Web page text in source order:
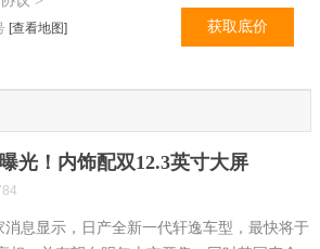
[查看地图]
获取底价
光！内饰配双12.3英寸大屏
息显示，日产全新一代轩逸车型，最快将于